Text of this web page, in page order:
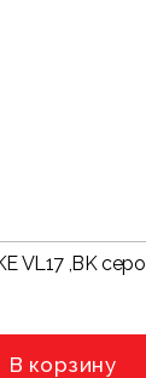
VL17 ,BK
В корзину